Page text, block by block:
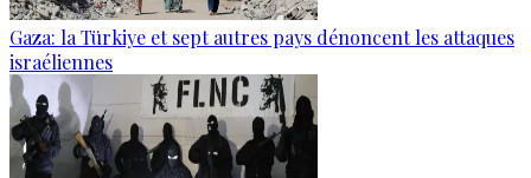
Gaza: la Türkiye et sept autres pays dénoncent les attaques
israéliennes